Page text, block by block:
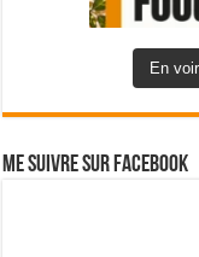
En
Me suivre sur Facebook